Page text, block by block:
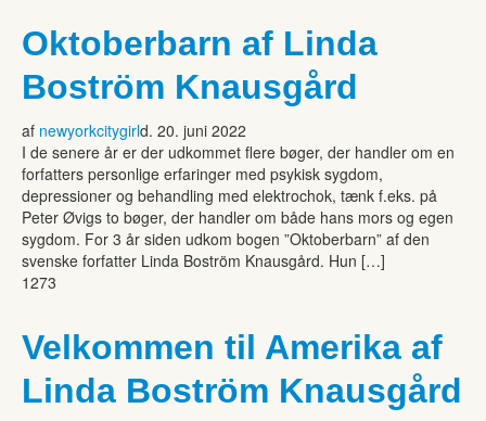
Oktoberbarn af Linda
Boström Knausgård
af newyorkcitygirld. 20. juni 2022
I de senere år er der udkommet flere bøger, der handler om en
forfatters personlige erfaringer med psykisk sygdom,
depressioner og behandling med elektrochok, tænk f.eks. på
Peter Øvigs to bøger, der handler om både hans mors og egen
sygdom. For 3 år siden udkom bogen ”Oktoberbarn” af den
svenske forfatter Linda Boström Knausgård. Hun […]
1273
Velkommen til Amerika af
Linda Boström Knausgård